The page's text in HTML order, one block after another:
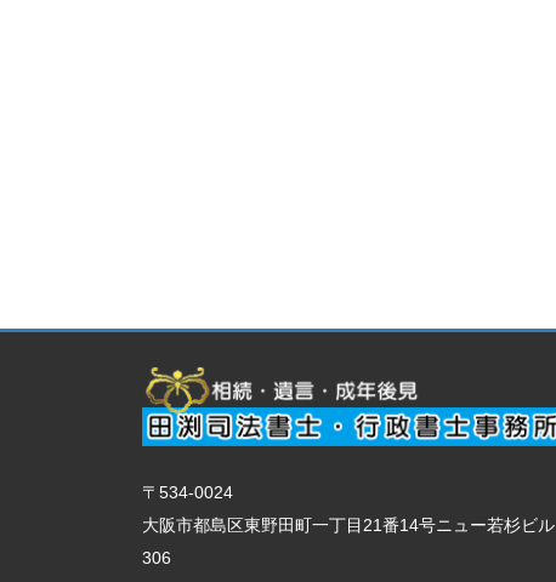
〒534-0024
大阪市都島区東野田町一丁目21番14号ニュー若杉ビル
306